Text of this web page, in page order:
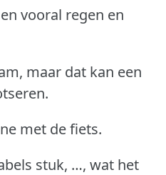
vooral regen en
maar dat kan een
met de fiets.
stuk, …, wat het